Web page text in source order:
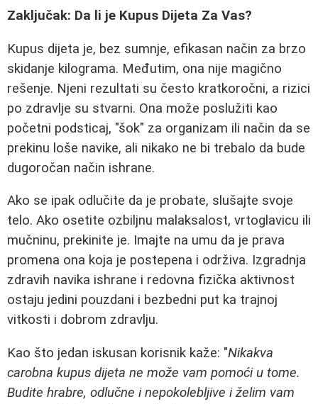
Zaključak: Da li je Kupus Dijeta Za Vas?
Kupus dijeta je, bez sumnje, efikasan način za brzo
skidanje kilograma. Međutim, ona nije magično
rešenje. Njeni rezultati su često kratkoročni, a rizici
po zdravlje su stvarni. Ona može poslužiti kao
početni podsticaj, "šok" za organizam ili način da se
prekinu loše navike, ali nikako ne bi trebalo da bude
dugoročan način ishrane.
Ako se ipak odlučite da je probate, slušajte svoje
telo. Ako osetite ozbiljnu malaksalost, vrtoglavicu ili
mučninu, prekinite je. Imajte na umu da je prava
promena ona koja je postepena i održiva. Izgradnja
zdravih navika ishrane i redovna fizička aktivnost
ostaju jedini pouzdani i bezbedni put ka trajnoj
vitkosti i dobrom zdravlju.
Kao što jedan iskusan korisnik kaže: "Nikakva
carobna kupus dijeta ne može vam pomoći u tome.
Budite hrabre, odlučne i nepokolebljive i želim vam